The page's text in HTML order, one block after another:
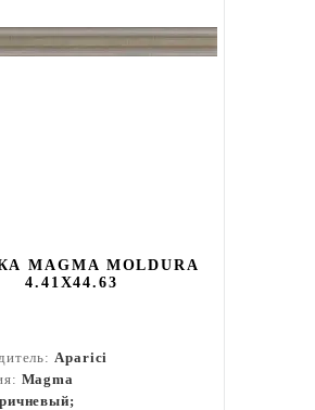
MAGMA MOLDURA
4.41X44.63
Aparici
Magma